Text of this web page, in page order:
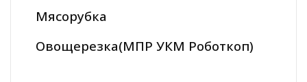
Мясорубка
Овощерезка(МПР УКМ Роботкоп)